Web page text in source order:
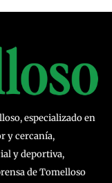
especializado en
y cercanía,
y deportiva,
de Tomelloso